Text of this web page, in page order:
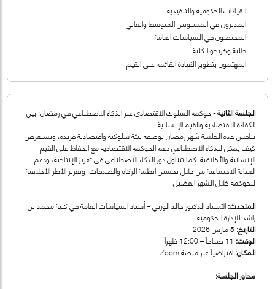
القيادات الحكومية والتنفيذية
المديرون في المستويين المتوسط والعالي
المختصون في السياسات العامة
طلبة وخريجو الكلية
المهتمون بتطوير القيادة القائمة على القيم
الجلسة الثانية -حوكمة السلوك الاقتصادي عبر الذكاء الاصطناعي في رمضان: بين
الكفاءة الاقتصادية والقيم الإنسانية
تناقش هذه الجلسة شهر رمضان بوصفه بيئة سلوكية واقتصادية فريدة، وتستعرض
كيف يمكن للذكاء الاصطناعي دعم الحوكمة الاقتصادية مع الحفاظ على القيم
الإنسانية والأخلاقية. كما تتناول دور الذكاء الاصطناعي في تعزيز الإنتاجية، ودعم
العدالة الاجتماعية من خلال تحسين أنظمة الزكاة والصدقات، وتعزيز الأطر الأخلاقية
للحوكمة خلال الشهر الفضيل.
المتحدث:الأستاذ الدكتور خالد الوزني – أستاذ السياسات العامة في كلية محمد بن
راشد للإدارة الحكومية
التاريخ: 5 مارس 2026
الوقت: 11 صباحاً – 12:00 ظهراً
المكان:افتراضياً عبر منصة Zoom
محاور الجلسة: